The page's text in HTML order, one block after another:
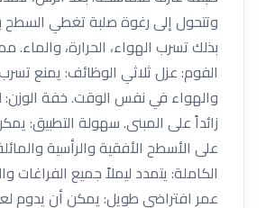
وتتحول إلى رغوة صلبة تغطي السطح
بذلك تسرب الهواء، الحرارة، والماء.
الفوم: عزل ثلاثي الوظائف: يمنع تسرب
والهواء في نفس الوقت. خفة الوزن:
زائداً على المبنى. سهولة التطبيق:
على الأسطح الأفقية والرأسية
الكاملة: يتمدد ليملاً جميع الفراغات
عمر افتراضي طويل: يمكن أن يدوم